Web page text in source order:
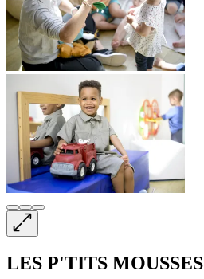
LES P'TITS MOUSSES